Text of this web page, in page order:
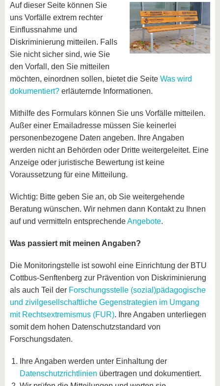
Auf dieser Seite können Sie
uns Vorfälle extrem rechter
Einflussnahme und
Diskriminierung mitteilen. Falls
Sie nicht sicher sind, wie Sie
den Vorfall, den Sie mitteilen
möchten, einordnen sollen, bietet die Seite Was wird
dokumentiert? erläuternde Informationen.
Mithilfe des Formulars können Sie uns Vorfälle mitteilen.
Außer einer Emailadresse müssen Sie keinerlei
personenbezogene Daten angeben. Ihre Angaben
werden nicht an Behörden oder Dritte weitergeleitet. Eine
Anzeige oder juristische Bewertung ist keine
Voraussetzung für eine Mitteilung.
Wichtig: Bitte geben Sie an, ob Sie weitergehende
Beratung wünschen. Wir nehmen dann Kontakt zu Ihnen
auf und vermitteln entsprechendeAngebote.
Was passiert mit meinen Angaben?
Die Monitoringstelle ist sowohl eine Einrichtung der BTU
Cottbus-Senftenberg zur Prävention von Diskriminierung
als auch Teil der Forschungsstelle (sozial)pädagogische
und zivilgesellschaftliche Gegenstrategien im Umgang
mit Rechtsextremismus (FUR). Ihre Angaben unterliegen
somit dem hohen Datenschutzstandard von
Forschungsdaten.
Ihre Angaben werden unter Einhaltung der
Datenschutzrichtlinien übertragen und dokumentiert.